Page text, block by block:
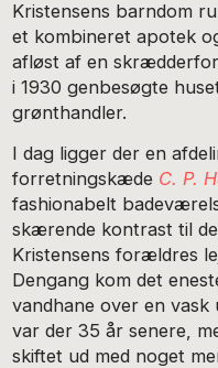
Kristensens barndom
et kombineret apotek
afløst af en
i 1930 genbesøgte
grønthandler.
I dag ligger der en
forretningskæde C. P.
fashionabelt
skærende kontrast til
Kristensens forældres
Dengang kom det
vandhane over en
var der 35 år senere,
skiftet ud med noget